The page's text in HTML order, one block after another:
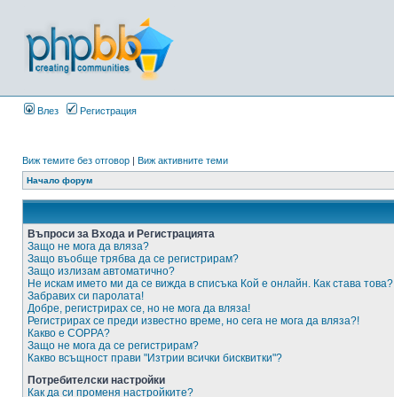
Влез Регистрация
Виж темите без отговор | Виж активните теми
Начало форум
Въпроси за Входа и Регистрацията
Защо не мога да вляза?
Защо въобще трябва да се регистрирам?
Защо излизам автоматично?
Не искам името ми да се вижда в списъка Кой е онлайн. Как става това?
Забравих си паролата!
Добре, регистрирах се, но не мога да вляза!
Регистрирах се преди известно време, но сега не мога да вляза?!
Какво е COPPA?
Защо не мога да се регистрирам?
Какво всъщност прави "Изтрии всички бисквитки"?
Потребителски настройки
Как да си променя настройките?